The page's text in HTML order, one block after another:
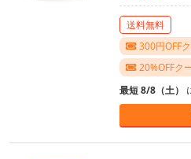
送料無料
300円OFF
20%OFFク
最短 8/8（土）